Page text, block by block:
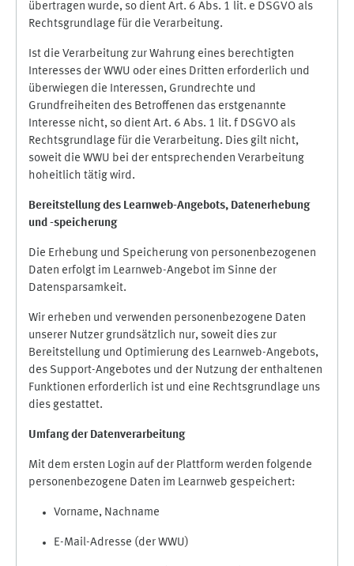
übertragen wurde, so dient Art. 6 Abs. 1 lit. e DSGVO als
Rechtsgrundlage für die Verarbeitung.
Ist die Verarbeitung zur Wahrung eines berechtigten
Interesses der WWU oder eines Dritten erforderlich und
überwiegen die Interessen, Grundrechte und
Grundfreiheiten des Betroffenen das erstgenannte
Interesse nicht, so dient Art. 6 Abs. 1 lit. f DSGVO als
Rechtsgrundlage für die Verarbeitung. Dies gilt nicht,
soweit die WWU bei der entsprechenden Verarbeitung
hoheitlich tätig wird.
Bereitstellung des Learnweb-Angebots, Datenerhebung
und -speicherung
Die Erhebung und Speicherung von personenbezogenen
Daten erfolgt im Learnweb-Angebot im Sinne der
Datensparsamkeit.
Wir erheben und verwenden personenbezogene Daten
unserer Nutzer grundsätzlich nur, soweit dies zur
Bereitstellung und Optimierung des Learnweb-Angebots,
des Support-Angebotes und der Nutzung der enthaltenen
Funktionen erforderlich ist und eine Rechtsgrundlage uns
dies gestattet.
Umfang der Datenverarbeitung
Mit dem ersten Login auf der Plattform werden folgende
personenbezogene Daten im Learnweb gespeichert:
Vorname, Nachname
E-Mail-Adresse (der WWU)